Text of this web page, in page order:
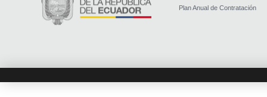
Plan Anual de Contratación